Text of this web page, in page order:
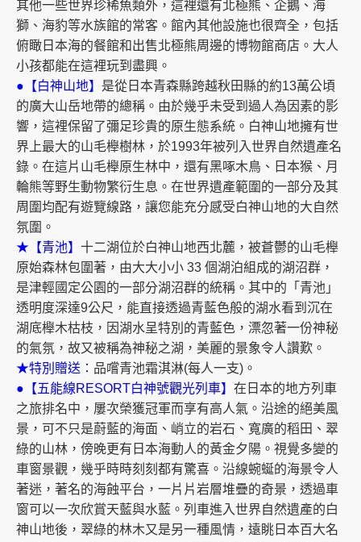
其他一些世界珍稀魚類外，這裡還有北極熊、企鵝、海
獅、海豹等水族館的常客。館內其他設施也很齊全，包括
俯瞰日本海的餐館和出售北極熊周邊的博物館商店。大人
小孩都能在這裡玩到盡興。
●【白神山地】 是從日本青森縣跨越秋田縣的約13萬公頃
的廣大山岳地帶的總稱。由於幾乎未受到過人為因素的影
響，這裡保留了彌足珍貴的原生態系統。白神山地擁有世
界上最大的山毛櫸樹林，於1993年被列入世界自然遺產名
錄。在這片山毛櫸原生林中，還有黑啄木鳥、日本猴、月
輪熊等野生動物繁衍生息。在世界遺產範圍的一部分及其
周圍均配有遊覽線路，讓您能充分感受白神山地的大自然
氛圍。
★【青池】 十二湖位於白神山地西北麓，被蒼鬱的山毛櫸
原始森林包圍著，由大大小小 33 個湖泊組成的湖沼群，
是津輕國定公園的一部分湖沼群的統稱。其中的「青池」
透明度深達9公尺，能直接透過青藍色般的湖水看到沉在
湖底櫸木枯枝，因湖水呈特別的青藍色，漂忽著一份神秘
的氣氛，故又被稱為神秘之湖，美麗的景象令人讚歎。
★特別贈送 ：品嚐青池霜淇淋(每人一支)。
●【五能線RESORT白神號觀光列車】 在日本的地方列車
之旅排名中，屢次榮獲冠軍而享有高人氣。沿途的絕美風
景，可不只是蔚藍的海面、峭立的岩石、寬廣的稻田、翠
綠的山林，傍晚更有日本海動人的黃金夕陽。視覺多變的
車窗景觀，幾乎時時刻刻都有驚喜。沿線蜿蜒的海景令人
著迷，著名的海蝕平台，一片片岩層堆疊的奇景，透過車
窗可以一次欣賞天藍與水藍。列車進入世界自然遺產的白
神山地後，翠綠的林木又是另一種風情，遠眺日本百大名